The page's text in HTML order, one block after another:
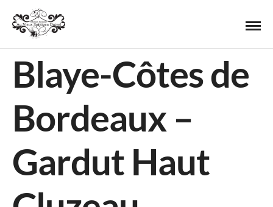
Blaye-Côtes de
Bordeaux –
Gardut Haut